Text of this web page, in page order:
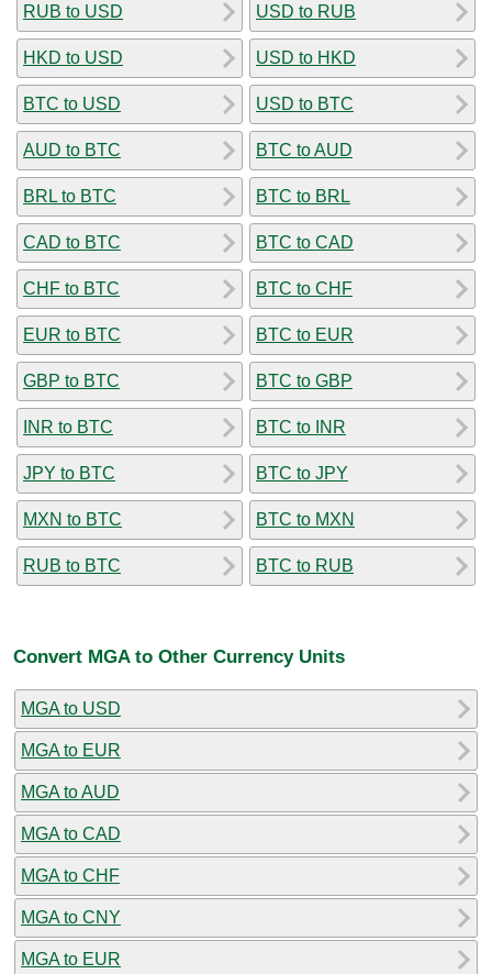
RUB to USD
HKD to USD
BTC to USD
AUD to BTC
BRL to BTC
CAD to BTC
CHF to BTC
EUR to BTC
GBP to BTC
INR to BTC
JPY to BTC
MXN to BTC
RUB to BTC
USD to RUB
USD to HKD
USD to BTC
BTC to AUD
BTC to BRL
BTC to CAD
BTC to CHF
BTC to EUR
BTC to GBP
BTC to INR
BTC to JPY
BTC to MXN
BTC to RUB
Convert MGA to Other Currency Units
MGA to USD
MGA to EUR
MGA to AUD
MGA to CAD
MGA to CHF
MGA to CNY
MGA to EUR